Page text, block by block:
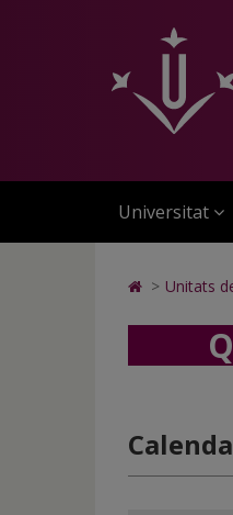
Acadèmica
Universitat
Icono
Home
ir
página
de
inicio
> Unitats